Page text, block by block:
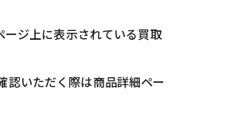
ージ上に表示されている買取
認いただく際は商品詳細ペー